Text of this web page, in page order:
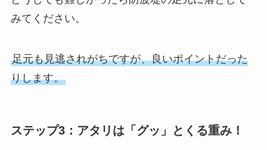
みてください。
足元も見逃されがちですが、良いポイントだった
りします。
ステップ3：アタリは「グッ」とくる重み！